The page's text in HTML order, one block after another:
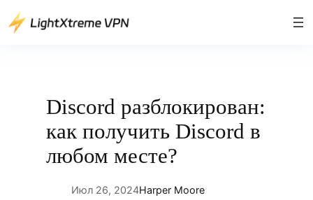
Перейти
Discord разблокирован:
как получить Discord в
любом месте?
Июл 26, 2024Harper Moore